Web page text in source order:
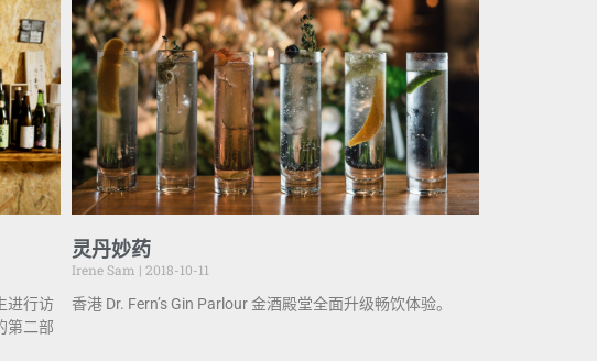
进行访
第二部
灵丹妙药
Irene Sam
2018-10-11
香港 Dr. Fern’s Gin Parlour 金酒殿堂全面升级畅饮体验。